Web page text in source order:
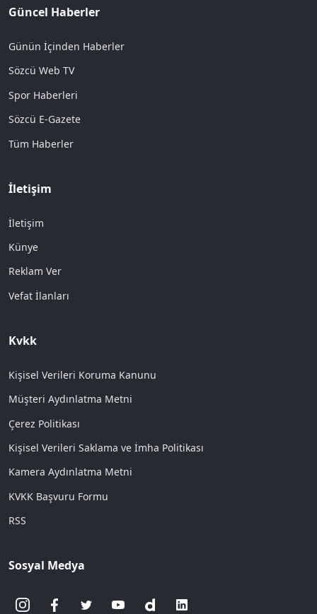
Güncel Haberler
Günün İçinden Haberler
Sözcü Web TV
Spor Haberleri
Sözcü E-Gazete
Tüm Haberler
İletişim
İletişim
Künye
Reklam Ver
Vefat İlanları
Kvkk
Kişisel Verileri Koruma Kanunu
Müşteri Aydınlatma Metni
Çerez Politikası
Kişisel Verileri Saklama ve İmha Politikası
Kamera Aydınlatma Metni
KVKK Başvuru Formu
RSS
Sosyal Medya